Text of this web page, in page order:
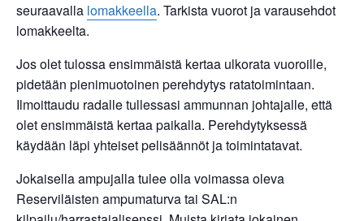
seuraavalla lomakkeella. Tarkista vuorot ja varausehdot
lomakkeelta.
Jos olet tulossa ensimmäistä kertaa ulkorata vuoroille,
pidetään pienimuotoinen perehdytys ratatoimintaan.
Ilmoittaudu radalle tullessasi ammunnan johtajalle, että
olet ensimmäistä kertaa paikalla. Perehdytyksessä
käydään läpi yhteiset pelisäännöt ja toimintatavat.
Jokaisella ampujalla tulee olla voimassa oleva
Reserviläisten ampumaturva tai SAL:n